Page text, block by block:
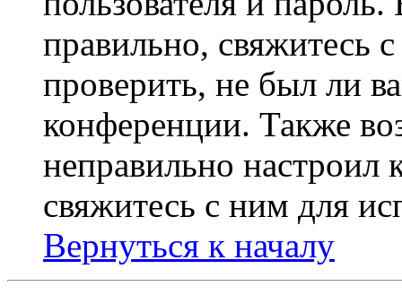
правильно, свяжитесь
проверить, не был ли
конференции. Также
неправильно
свяжитесь с ним для
Вернуться к началу